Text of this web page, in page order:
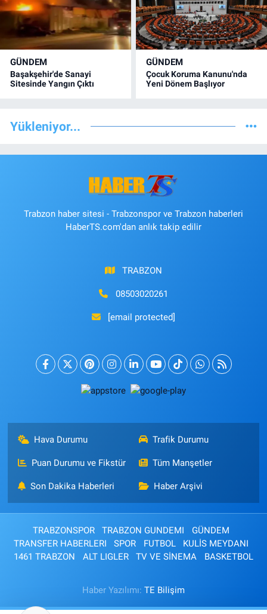
GÜNDEM
Başakşehir'de Sanayi
Sitesinde Yangın Çıktı
GÜNDEM
Çocuk Koruma Kanunu'nda
Yeni Dönem Başlıyor
Yükleniyor...
Trabzon haber sitesi - Trabzonspor ve Trabzon haberleri
HaberTS.com'dan anlık takip edilir
TRABZON
08503020261
[email protected]
Hava Durumu Trafik Durumu
Puan Durumu ve Fikstür Tüm Manşetler
Son Dakika Haberleri Haber Arşivi
TRABZONSPOR TRABZON GUNDEMI
GÜNDEM
TRANSFER HABERLERI
SPOR FUTBOL
KULİS MEYDANI
1461 TRABZON
ALT LIGLER TV VE SİNEMA BASKETBOL
Haber Yazılımı: TE Bilişim